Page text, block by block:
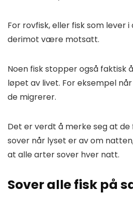
For rovfisk, eller fisk som lever
derimot være motsatt.
Noen fisk stopper også faktisk
løpet av livet. For eksempel
de migrerer.
Det er verdt å merke seg at
sover når lyset er av om
at alle arter sover hver natt.
Sover alle fisk på